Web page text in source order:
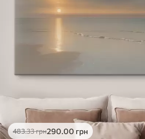
483.33грн290.00 грн